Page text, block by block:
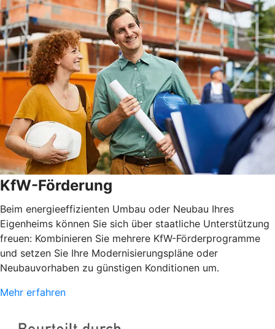
KfW-Förderung
Beim energieeffizienten Umbau oder Neubau Ihres
Eigenheims können Sie sich über staatliche Unterstützung
freuen: Kombinieren Sie mehrere KfW-Förderprogramme
und setzen Sie Ihre Modernisierungspläne oder
Neubauvorhaben zu günstigen Konditionen um.
Mehr erfahren